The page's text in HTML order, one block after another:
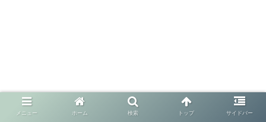
メニュー ホーム 検索 トップ サイドバー